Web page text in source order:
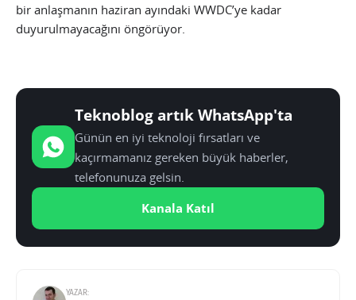
bir anlaşmanın haziran ayındaki WWDC’ye kadar
duyurulmayacağını öngörüyor.
Teknoblog artık WhatsApp'ta
Günün en iyi teknoloji fırsatları ve
kaçırmamanız gereken büyük haberler,
telefonunuza gelsin.
Kanala Katıl
YAZAR: